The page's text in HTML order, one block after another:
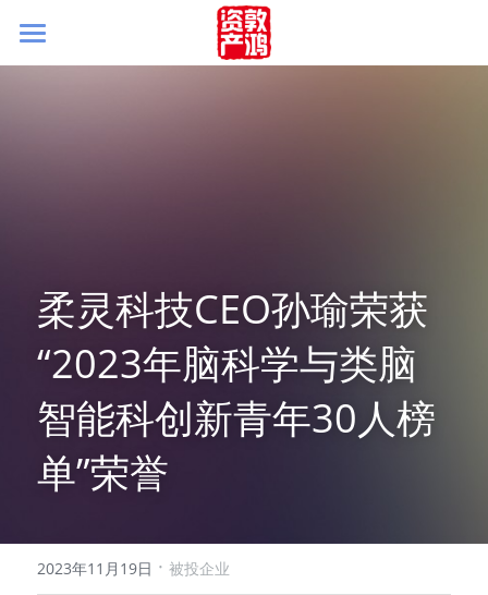
首页
联系我们
柔灵科技CEO孙瑜荣获
“2023年脑科学与类脑
智能科创新青年30人榜
单”荣誉
2023年11月19日 · 被投企业